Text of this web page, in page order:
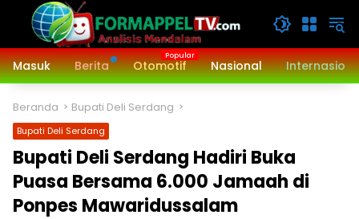
Langsung
konten
Masuk
Berita Otomotif Nasional
Beranda Bupati Deli Serdang
Bupati Deli Serdang
Bupati Deli Serdang Hadiri Buka
Puasa Bersama 6.000 Jamaah di
Ponpes Mawaridussalam